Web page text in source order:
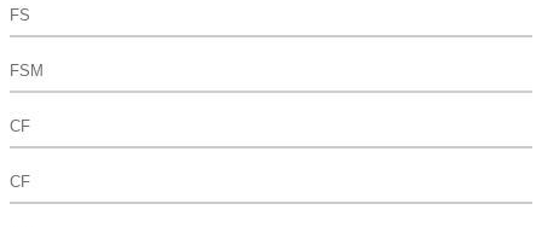
FS
FSM
CF
CF